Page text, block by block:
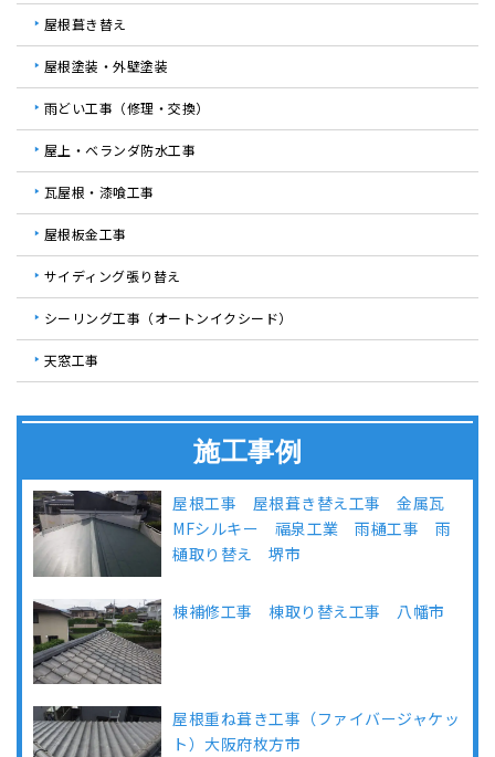
屋根葺き替え
屋根塗装・外壁塗装
雨どい工事（修理・交換）
屋上・ベランダ防水工事
瓦屋根・漆喰工事
屋根板金工事
サイディング張り替え
シーリング工事（オートンイクシード）
天窓工事
施工事例
屋根工事 屋根葺き替え工事 金属瓦
MFシルキー 福泉工業 雨樋工事 雨
樋取り替え 堺市
棟補修工事 棟取り替え工事 八幡市
屋根重ね葺き工事（ファイバージャケッ
ト）大阪府枚方市